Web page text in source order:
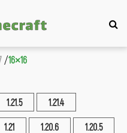
16×16
1.21.5 1.21.4
1.21 1.20.6 1.20.5